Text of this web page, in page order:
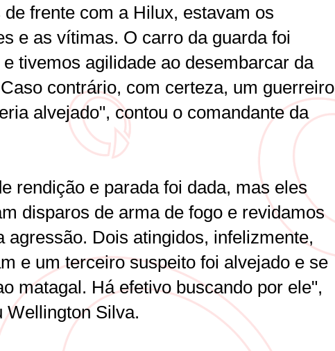
de frente com a Hilux, estavam os
e as vítimas. O carro da guarda foi
tivemos agilidade ao desembarcar da
contrário, com certeza, um guerreiro
alvejado", contou o comandante da
rendição e parada foi dada, mas eles
disparos de arma de fogo e revidamos
agressão. Dois atingidos, infelizmente,
e um terceiro suspeito foi alvejado e se
matagal. Há efetivo buscando por ele",
Wellington Silva.